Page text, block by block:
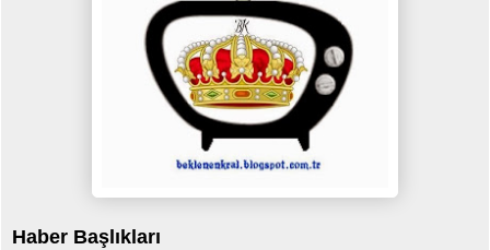
Haber Başlıkları